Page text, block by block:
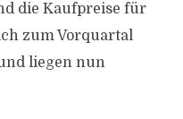
die Kaufpreise für
zum Vorquartal
liegen nun